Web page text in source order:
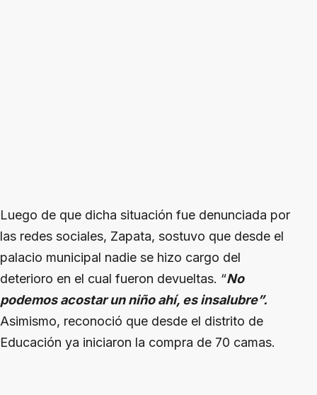
Luego de que dicha situación fue denunciada por
las redes sociales, Zapata, sostuvo que desde el
palacio municipal nadie se hizo cargo del
deterioro en el cual fueron devueltas. “No
podemos acostar un niño ahí, es insalubre”.
Asimismo, reconoció que desde el distrito de
Educación ya iniciaron la compra de 70 camas.